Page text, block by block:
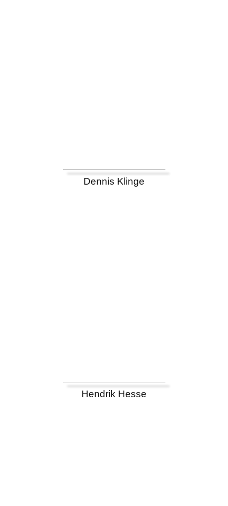
Dennis Klinge
Hendrik Hesse